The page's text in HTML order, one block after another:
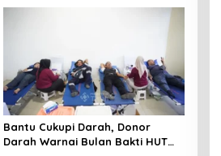
Bantu Cukupi Darah, Donor
Darah Warnai Bulan Bakti HUT